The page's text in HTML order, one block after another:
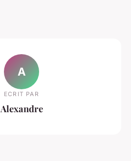
A
ECRIT PAR
Alexandre